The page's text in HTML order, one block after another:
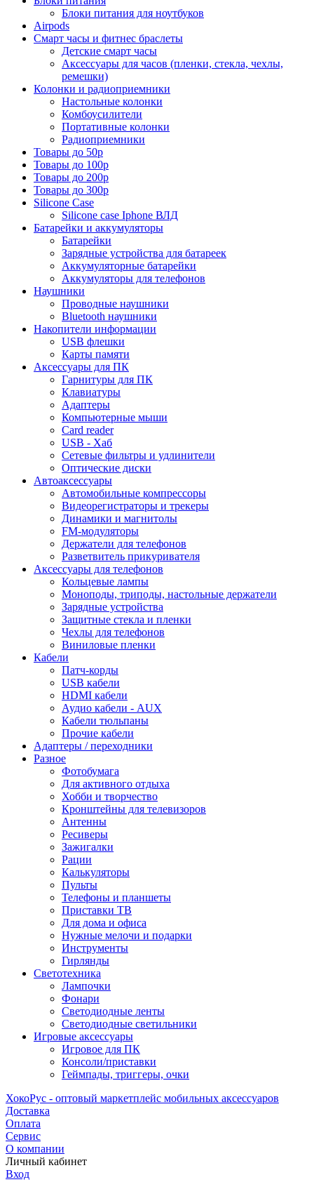
Блоки питания для ноутбуков
Airpods
Смарт часы и фитнес браслеты
Детские смарт часы
Аксессуары для часов (пленки, стекла, чехлы,
ремешки)
Колонки и радиоприемники
Настольные колонки
Комбоусилители
Портативные колонки
Радиоприемники
Товары до 50р
Товары до 100р
Товары до 200р
Товары до 300р
Silicone Case
Silicone case Iphone ВЛД
Батарейки и аккумуляторы
Батарейки
Зарядные устройства для батареек
Аккумуляторные батарейки
Аккумуляторы для телефонов
Наушники
Проводные наушники
Bluetooth наушники
Накопители информации
USB флешки
Карты памяти
Аксессуары для ПК
Гарнитуры для ПК
Клавиатуры
Адаптеры
Компьютерные мыши
Card reader
USB - Xaб
Сетевые фильтры и удлинители
Оптические диски
Автоаксессуары
Автомобильные компрессоры
Видеорегистраторы и трекеры
Динамики и магнитолы
FM-модуляторы
Держатели для телефонов
Разветвитель прикуривателя
Аксессуары для телефонов
Кольцевые лампы
Моноподы, триподы, настольные держатели
Зарядные устройства
Защитные стекла и пленки
Чехлы для телефонов
Виниловые пленки
Кабели
Патч-корды
USB кабели
HDMI кабели
Аудио кабели - AUX
Кабели тюльпаны
Прочие кабели
Адаптеры / переходники
Разное
Фотобумага
Для активного отдыха
Хобби и творчество
Кронштейны для телевизоров
Антенны
Ресиверы
Зажигалки
Рации
Калькуляторы
Пульты
Телефоны и планшеты
Приставки ТВ
Для дома и офиса
Нужные мелочи и подарки
Инструменты
Гирлянды
Светотехника
Лампочки
Фонари
Светодиодные ленты
Светодиодные светильники
Игровые аксессуары
Игровое для ПК
Консоли/приставки
Геймпады, триггеры, очки
ХокоРус - оптовый маркетплейс мобильных аксессуаров
Доставка
Оплата
Сервис
О компании
Личный кабинет
Вход